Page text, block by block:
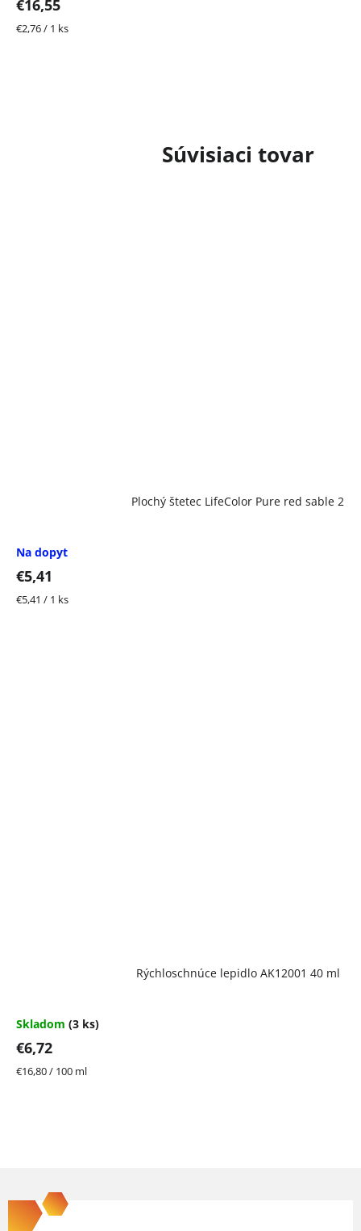
Súvisiaci tovar
Plochý štetec LifeColor Pure red sable 2
Na dopyt
€5,41
Jednotková
€5,41 / 1 ks
Rýchloschnúce lepidlo AK12001 40 ml
Skladom (3 ks)
€6,72
Jednotková
€16,80 / 100 ml
€16,55
Jednotková
€2,76 / 1 ks
á